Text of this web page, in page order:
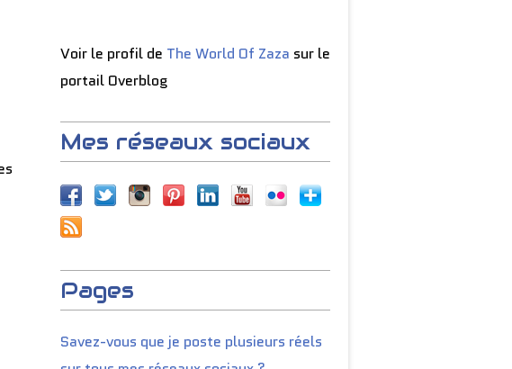
Voir le profil de The World Of Zaza sur le
portail Overblog
Mes réseaux sociaux
Pages
Savez-vous que je poste plusieurs réels